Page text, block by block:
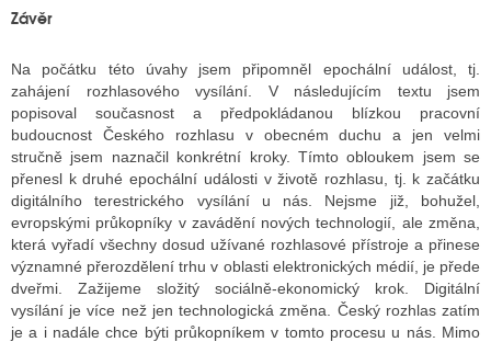
Závěr
Na počátku této úvahy jsem připomněl epochální událost, tj.
zahájení rozhlasového vysílání. V následujícím textu jsem
popisoval současnost a předpokládanou blízkou pracovní
budoucnost Českého rozhlasu v obecném duchu a jen velmi
stručně jsem naznačil konkrétní kroky. Tímto obloukem jsem se
přenesl k druhé epochální události v životě rozhlasu, tj. k začátku
digitálního terestrického vysílání u nás. Nejsme již, bohužel,
evropskými průkopníky v zavádění nových technologií, ale změna,
která vyřadí všechny dosud užívané rozhlasové přístroje a přinese
významné přerozdělení trhu v oblasti elektronických médií, je přede
dveřmi. Zažijeme složitý sociálně-ekonomický krok. Digitální
vysílání je více než jen technologická změna. Český rozhlas zatím
je a i nadále chce býti průkopníkem v tomto procesu u nás. Mimo